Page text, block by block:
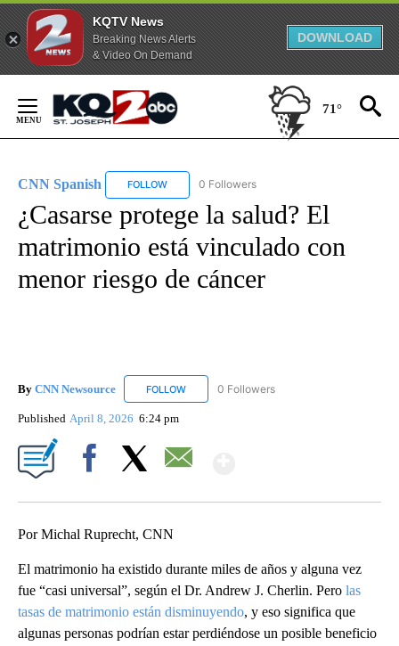
KQTV News
Breaking News Alerts
& Video On Demand
DOWNLOAD
Content
71°
CNN Spanish FOLLOW FOLLOW "CNN SPANISH" TO RECEIVE
0 Followers
¿Casarse protege la salud? El
matrimonio está vinculado con
menor riesgo de cáncer
By CNN Newsource FOLLOW FOLLOW "CNN NEWSOURCE" TO RECEIVE
0 Followers
Published April 8, 2026 6:24 pm
Por Michal Ruprecht, CNN
El matrimonio ha existido durante miles de años y alguna vez
fue “casi universal”, según el Dr. Andrew J. Cherlin. Pero las
tasas de matrimonio están disminuyendo, y eso significa que
algunas personas podrían estar perdiéndose un posible beneficio